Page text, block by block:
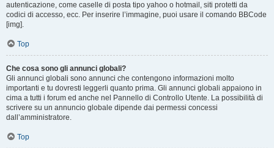
autenticazione, come caselle di posta tipo yahoo o hotmail, siti protetti da
codici di accesso, ecc. Per inserire l’immagine, puoi usare il comando BBCode
[img].
Top
Che cosa sono gli annunci globali?
Gli annunci globali sono annunci che contengono informazioni molto
importanti e tu dovresti leggerli quanto prima. Gli annunci globali appaiono in
cima a tutti i forum ed anche nel Pannello di Controllo Utente. La possibilità di
scrivere su un annuncio globale dipende dai permessi concessi
dall’amministratore.
Top